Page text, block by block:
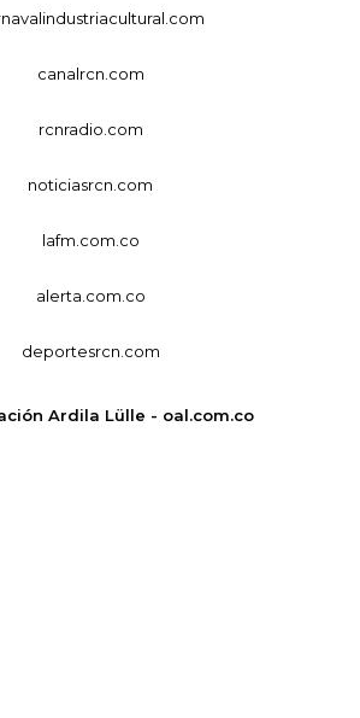
canalrcn.com
rcnradio.com
noticiasrcn.com
lafm.com.co
alerta.com.co
deportesrcn.com
Ardila Lülle - oal.com.co